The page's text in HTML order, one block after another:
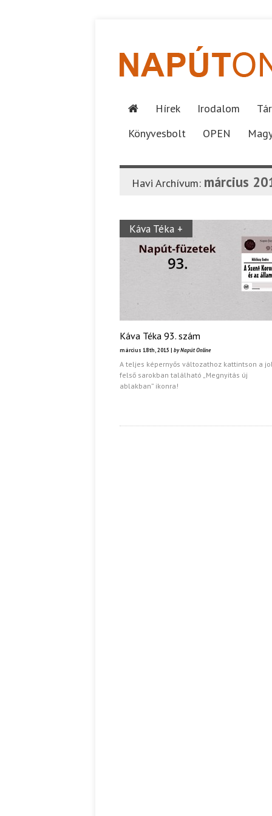
Hírek Irodalom
Könyvesbolt
OPEN
Havi Archívum: március
Káva Téka +
Káva Téka 93. szám
március 18th, 2015 | by Napút Online
A teljes képernyős változathoz kattintson a
felső sarokban található „Megnyitás új
ablakban” ikonra!